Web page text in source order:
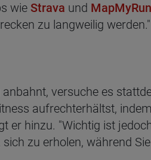
wie Strava und MapMyRun
zu langweilig werden."
versuche es
aufrechterhältst,
er hinzu. "Wichtig ist
zu erholen, während